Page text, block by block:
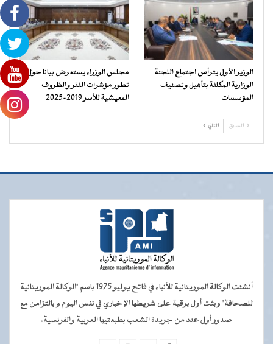
الوزير الأول يترأس اجتماع اللجنة
الوزارية المكلفة بتأهيل وتصنيف
المؤسسات
مجلس الوزراء يستعرض بيانا حول
تطور مؤشرات الفقر والظروف
المعيشية للأسر 2019-2025
السابق التالي
أنشئت الوكالة الموريتانية للأنباء في فاتح يوليو 1975 باسم "الوكالة الموريتانية
للصحافة" وبثت أول برقية على شريطها الإخباري في نفس اليوم و بالتزامن مع
صدور أول عدد من جريدة الشعب بطبعتيها العربية والفرنسية.